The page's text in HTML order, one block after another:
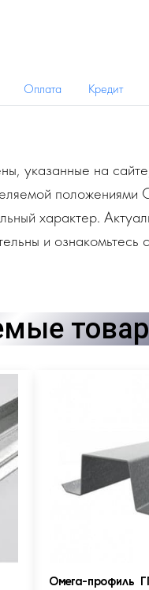
Оплата Кредит
указанные на
характер.
и ознакомьтесь
Омега-профиль